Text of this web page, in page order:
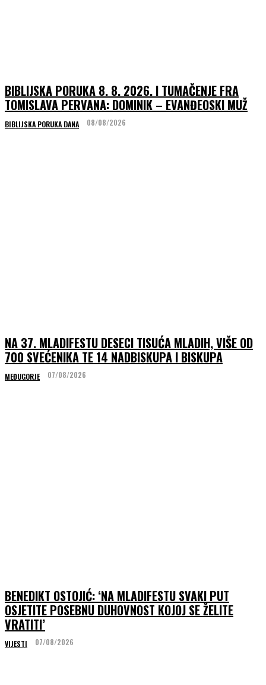
BIBLIJSKA PORUKA 8. 8. 2026. I TUMAČENJE FRA
TOMISLAVA PERVANA: DOMINIK – EVANĐEOSKI MUŽ
BIBLIJSKA PORUKA DANA 08/08/2026
NA 37. MLADIFESTU DESECI TISUĆA MLADIH, VIŠE OD
700 SVEĆENIKA TE 14 NADBISKUPA I BISKUPA
MEĐUGORJE 07/08/2026
BENEDIKT OSTOJIĆ: ‘NA MLADIFESTU SVAKI PUT
OSJETITE POSEBNU DUHOVNOST KOJOJ SE ŽELITE
VRATITI’
VIJESTI 07/08/2026